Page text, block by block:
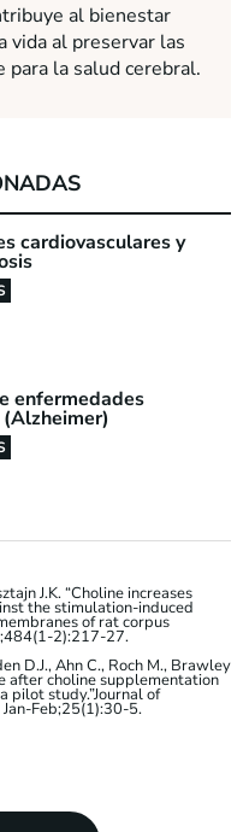
al bienestar
vida al preservar las
para la salud cerebral.
cardiovasculares y
enfermedades
J.K. “Choline increases
the stimulation-induced
of rat corpus
2):217-27.
D.J., Ahn C., Roch M., Brawley
after choline supplementation
study.”Journal of
Feb;25(1):30-5.